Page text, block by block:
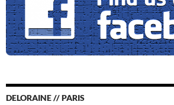
DELORAINE // PARIS